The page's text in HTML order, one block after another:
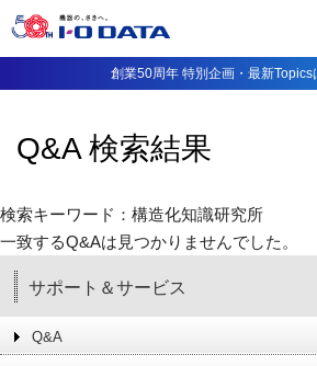
創業50周年 特別企画・最新Topics
Q&A 検索結果
検索キーワード：構造化知識研究所
一致するQ&Aは見つかりませんでした。
サポート＆サービス
Q&A